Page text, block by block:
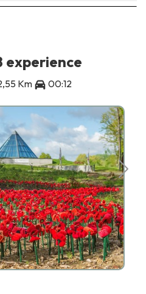
experience
Km 00:12